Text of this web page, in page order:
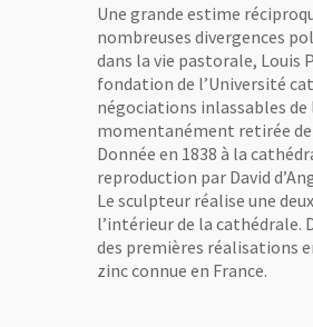
Une grande estime
nombreuses divergences
dans la vie pastorale, Louis
fondation de l’Université
négociations inlassables
momentanément retirée de
Donnée en 1838 à la
reproduction par David
Le sculpteur réalise une
l’intérieur de la cathédrale.
des premières réalisations
zinc connue en France.